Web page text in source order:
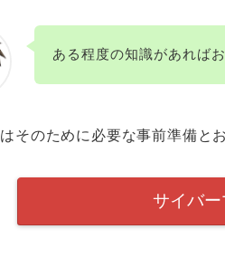
ある程度の知識があれば
そのために必要な事前準備と
サイバ